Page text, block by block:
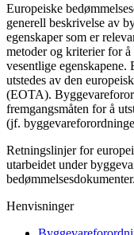
Europeiske
generell beskrivelse av
egenskaper som er
metoder og kriterier for
vesentlige egenskapene.
utstedes av den
(EOTA).
fremgangsmåten for å
(jf.
Retningslinjer for
utarbeidet under
bedømmelsesdokumenter.
Henvisninger